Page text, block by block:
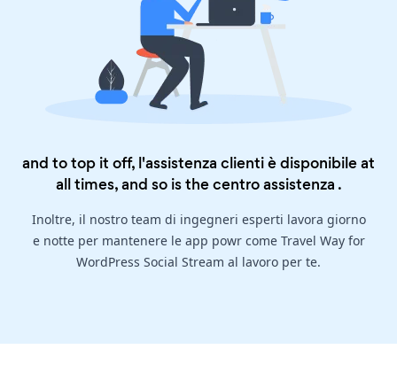
and to top it off, l'assistenza clienti è disponibile at
all times, and so is thecentro assistenza .
Inoltre, il nostro team di ingegneri esperti lavora giorno
e notte per mantenere le app powr come Travel Way for
WordPress Social Stream al lavoro per te.